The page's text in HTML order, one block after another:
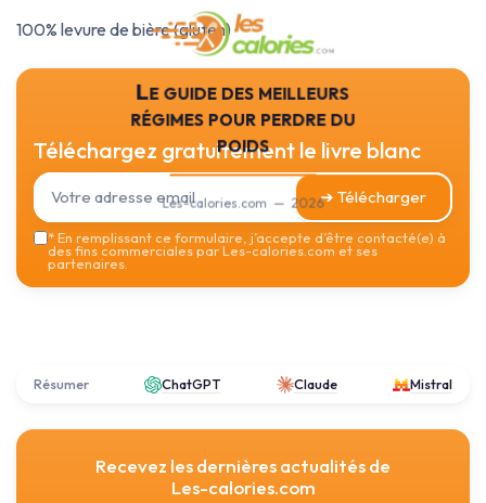
100% levure de bière (gluten)
Le guide des meilleurs
régimes pour perdre du
poids
Les-calories.com — 2026
Téléchargez gratuitement le livre blanc
➔ Télécharger
*En remplissant ce formulaire, j’accepte d’être contacté(e) à
des fins commerciales par Les-calories.com et ses
partenaires.
Résumer ChatGPT Claude Mistral
Recevez les dernières actualités de
Les-calories.com